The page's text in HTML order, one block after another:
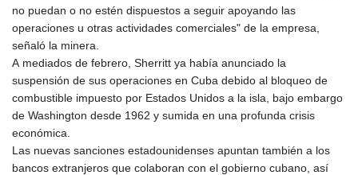
no puedan o no estén dispuestos a seguir apoyando las
operaciones u otras actividades comerciales" de la empresa,
señaló la minera.
A mediados de febrero, Sherritt ya había anunciado la
suspensión de sus operaciones en Cuba debido al bloqueo de
combustible impuesto por Estados Unidos a la isla, bajo embargo
de Washington desde 1962 y sumida en una profunda crisis
económica.
Las nuevas sanciones estadounidenses apuntan también a los
bancos extranjeros que colaboran con el gobierno cubano, así